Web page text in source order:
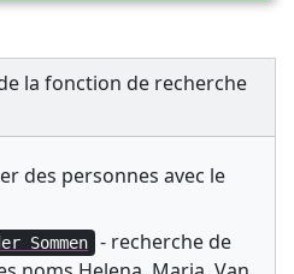
la fonction de recherche
des personnes avec le
Sommen
- recherche de